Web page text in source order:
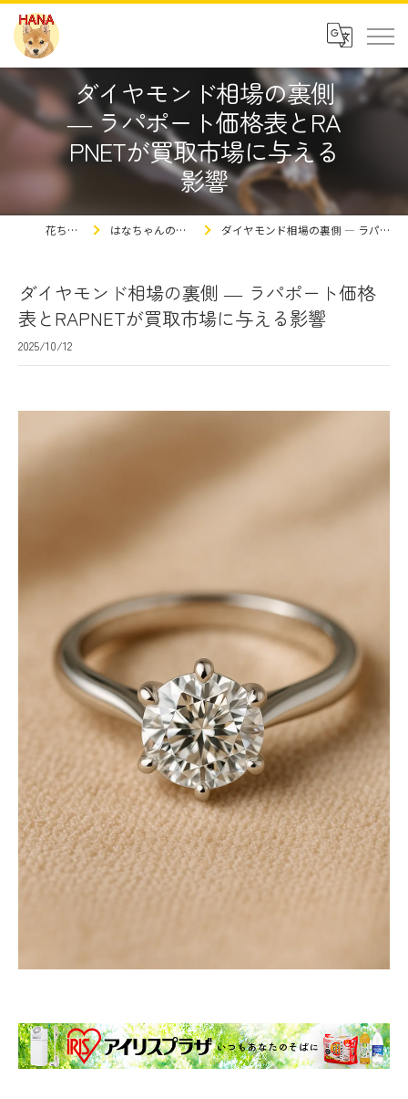
ダイヤモンド相場の裏側
― ラパポート価格表とRA
PNETが買取市場に与える
影響
花ちゃんの豆知識 はなちゃんの買取屋さんの豆知識ブログ ダイヤモンド相場の裏側 ― ラパポート価格表とRAPNETが買取市場に与える影響
ダイヤモンド相場の裏側 ― ラパポート価格
表とRAPNETが買取市場に与える影響
2025/10/12